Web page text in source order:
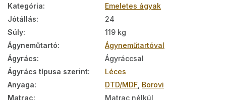
Kategória:
Emeletes ágyak
Jótállás:
24
Súly:
119 kg
Ágyneműtartó:
Ágyneműtartóval
Ágyrács:
Ágyráccsal
Ágyrács típusa szerint:
Léces
Anyaga: DTD/MDF Borovi
Matrac:
Matrac nélkül